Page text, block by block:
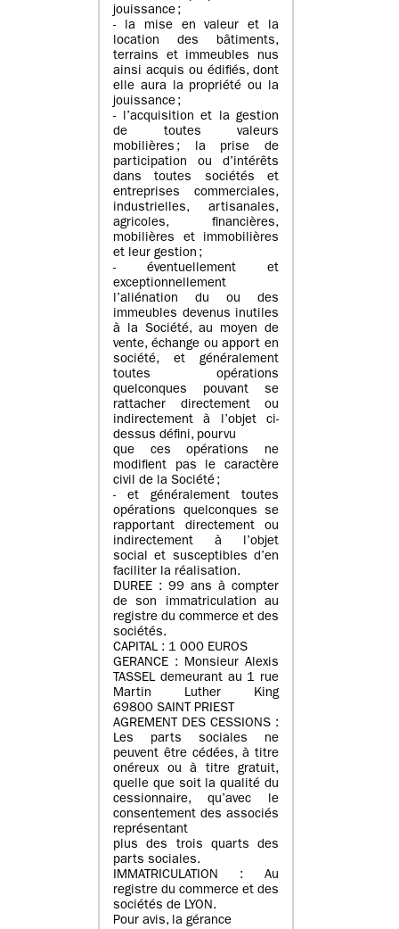
jouissance ;
- la mise en valeur et la
location des bâtiments,
terrains et immeubles nus
ainsi acquis ou édifiés, dont
elle aura la propriété ou la
jouissance ;
- l’acquisition et la gestion
de toutes valeurs
mobilières ; la prise de
participation ou d’intérêts
dans toutes sociétés et
entreprises commerciales,
industrielles, artisanales,
agricoles, financières,
mobilières et immobilières
et leur gestion ;
- éventuellement et
exceptionnellement
l’aliénation du ou des
immeubles devenus inutiles
à la Société, au moyen de
vente, échange ou apport en
société, et généralement
toutes opérations
quelconques pouvant se
rattacher directement ou
indirectement à l’objet ci-
dessus défini, pourvu
que ces opérations ne
modifient pas le caractère
civil de la Société ;
- et généralement toutes
opérations quelconques se
rapportant directement ou
indirectement à l’objet
social et susceptibles d’en
faciliter la réalisation.
DUREE : 99 ans à compter
de son immatriculation au
registre du commerce et des
sociétés.
CAPITAL : 1 000 EUROS
GERANCE : Monsieur Alexis
TASSEL demeurant au 1 rue
Martin Luther King
69800 SAINT PRIEST
AGREMENT DES CESSIONS :
Les parts sociales ne
peuvent être cédées, à titre
onéreux ou à titre gratuit,
quelle que soit la qualité du
cessionnaire, qu’avec le
consentement des associés
représentant
plus des trois quarts des
parts sociales.
IMMATRICULATION : Au
registre du commerce et des
sociétés de LYON.
Pour avis, la gérance